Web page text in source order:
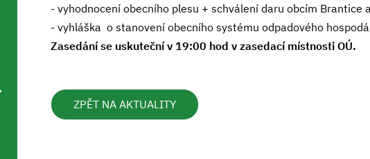
- vyhodnocení obecního plesu + schválení daru obcím Brantice
- vyhláška o stanovení obecního systému odpadového
Zasedání se uskuteční v 19:00 hod v zasedací místnosti OÚ.
ZPĚT NA AKTUALITY